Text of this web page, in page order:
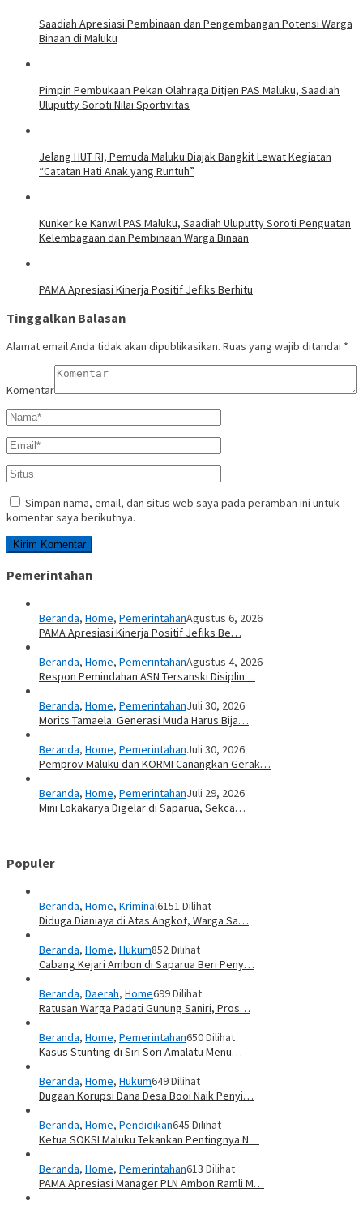
Saadiah Apresiasi Pembinaan dan Pengembangan Potensi Warga
Binaan di Maluku
Pimpin Pembukaan Pekan Olahraga Ditjen PAS Maluku, Saadiah
Uluputty Soroti Nilai Sportivitas
Jelang HUT RI, Pemuda Maluku Diajak Bangkit Lewat Kegiatan
“Catatan Hati Anak yang Runtuh”
Kunker ke Kanwil PAS Maluku, Saadiah Uluputty Soroti Penguatan
Kelembagaan dan Pembinaan Warga Binaan
PAMA Apresiasi Kinerja Positif Jefiks Berhitu
Tinggalkan Balasan
Alamat email Anda tidak akan dipublikasikan. Ruas yang wajib ditandai *
Komentar
Simpan nama, email, dan situs web saya pada peramban ini untuk
komentar saya berikutnya.
Pemerintahan
Beranda, Home, PemerintahanAgustus 6, 2026
PAMA Apresiasi Kinerja Positif Jefiks Be…
Beranda, Home, PemerintahanAgustus 4, 2026
Respon Pemindahan ASN Tersanski Disiplin…
Beranda, Home, PemerintahanJuli 30, 2026
Morits Tamaela: Generasi Muda Harus Bija…
Beranda, Home, PemerintahanJuli 30, 2026
Pemprov Maluku dan KORMI Canangkan Gerak…
Beranda, Home, PemerintahanJuli 29, 2026
Mini Lokakarya Digelar di Saparua, Sekca…
Populer
Beranda, Home, Kriminal6151 Dilihat
Diduga Dianiaya di Atas Angkot, Warga Sa…
Beranda, Home, Hukum852 Dilihat
Cabang Kejari Ambon di Saparua Beri Peny…
Beranda, Daerah, Home699 Dilihat
Ratusan Warga Padati Gunung Saniri, Pros…
Beranda, Home, Pemerintahan650 Dilihat
Kasus Stunting di Siri Sori Amalatu Menu…
Beranda, Home, Hukum649 Dilihat
Dugaan Korupsi Dana Desa Booi Naik Penyi…
Beranda, Home, Pendidikan645 Dilihat
Ketua SOKSI Maluku Tekankan Pentingnya N…
Beranda, Home, Pemerintahan613 Dilihat
PAMA Apresiasi Manager PLN Ambon Ramli M…